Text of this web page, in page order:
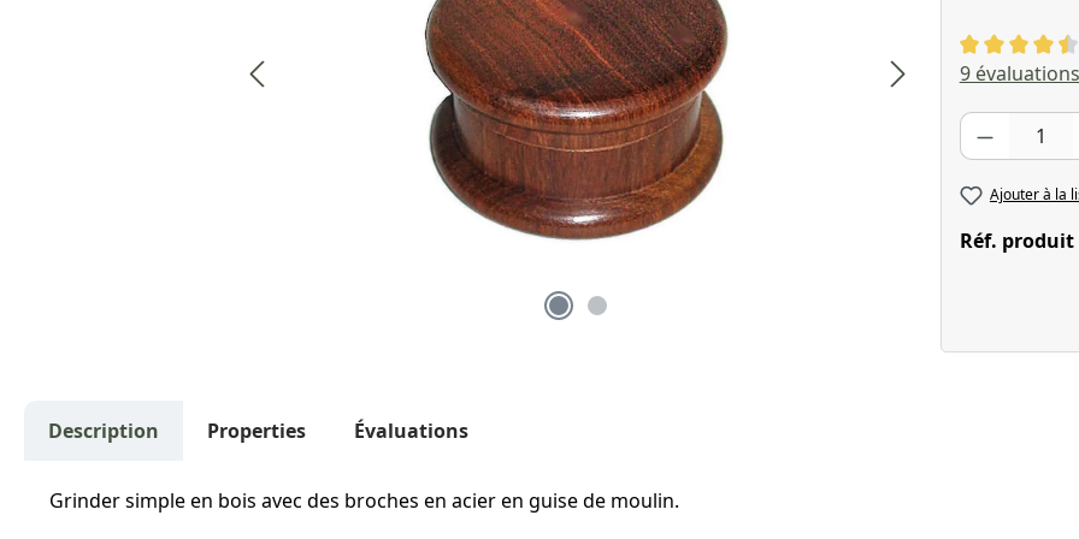
Note
9 évaluations
Quantité de
Ajouter à la
Réf. produit
Description Properties Évaluations
Grinder simple en bois avec des broches en acier en guise de moulin.